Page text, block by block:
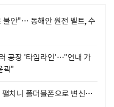
불안"… 동해안 원전 벨트, 수
공장 '타임라인'…"연내 가
곽"
치니 폴더블폰으로 변신…